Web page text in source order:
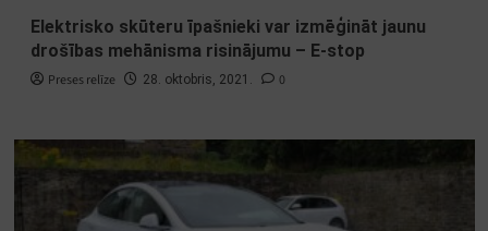
Elektrisko skūteru īpašnieki var izmēģināt jaunu
drošības mehānisma risinājumu – E-stop
Preses relīze 28. oktobris, 2021. 0